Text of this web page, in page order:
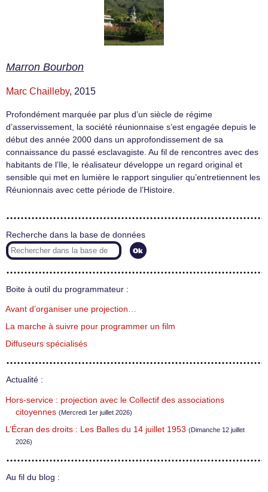
Marron Bourbon
Marc Chailleby, 2015
Profondément marquée par plus d’un siècle de régime
d’asservissement, la société réunionnaise s’est engagée depuis le
début des année 2000 dans un approfondissement de sa
connaissance du passé esclavagiste. Au fil de rencontres avec des
habitants de l’Ile, le réalisateur développe un regard original et
sensible qui met en lumière le rapport singulier qu’entretiennent les
Réunionnais avec cette période de l’Histoire.
Recherche dans la base de données
Boite à outil du programmateur :
Avant d’organiser une projection…
La marche à suivre pour programmer un film
Diffuseurs spécialisés
Actualité :
Hors-service : projection avec le Collectif des associations
citoyennes (Mercredi 1er juillet 2026)
L’Écran des droits : Les Balles du 14 juillet 1953 (Dimanche 12 juillet
2026)
Au fil du blog :